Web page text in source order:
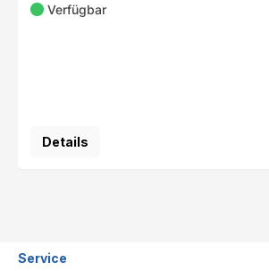
Verfügbar
Details
Service